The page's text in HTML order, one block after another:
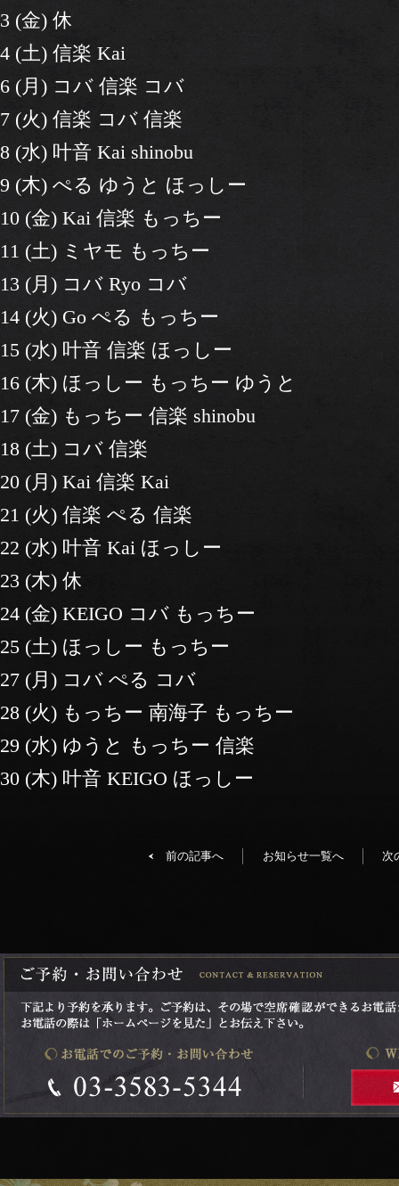
3 (金) 休
4 (土) 信楽 Kai
6 (月) コバ 信楽 コバ
7 (火) 信楽 コバ 信楽
8 (水) 叶音 Kai shinobu
9 (木) ぺる ゆうと ほっしー
10 (金) Kai 信楽 もっちー
11 (土) ミヤモ もっちー
13 (月) コバ Ryo コバ
14 (火) Go ぺる もっちー
15 (水) 叶音 信楽 ほっしー
16 (木) ほっしー もっちー ゆうと
17 (金) もっちー 信楽 shinobu
18 (土) コバ 信楽
20 (月) Kai 信楽 Kai
21 (火) 信楽 ぺる 信楽
22 (水) 叶音 Kai ほっしー
23 (木) 休
24 (金) KEIGO コバ もっちー
25 (土) ほっしー もっちー
27 (月) コバ ぺる コバ
28 (火) もっちー 南海子 もっちー
29 (水) ゆうと もっちー 信楽
30 (木) 叶音 KEIGO ほっしー
前の記事へ お知らせ一覧へ 次